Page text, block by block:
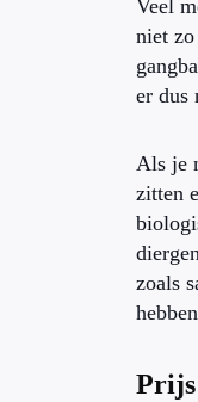
Veel
niet
er dus
Als je
zitten
zoals
Prijs